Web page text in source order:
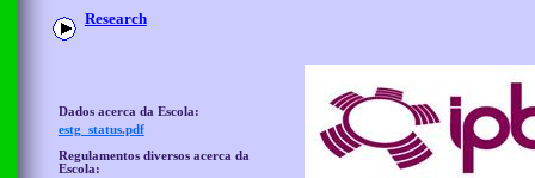
Dados acerca da Escola:
estg_status.pdf
Regulamentos diversos acerca da
Escola:
Research